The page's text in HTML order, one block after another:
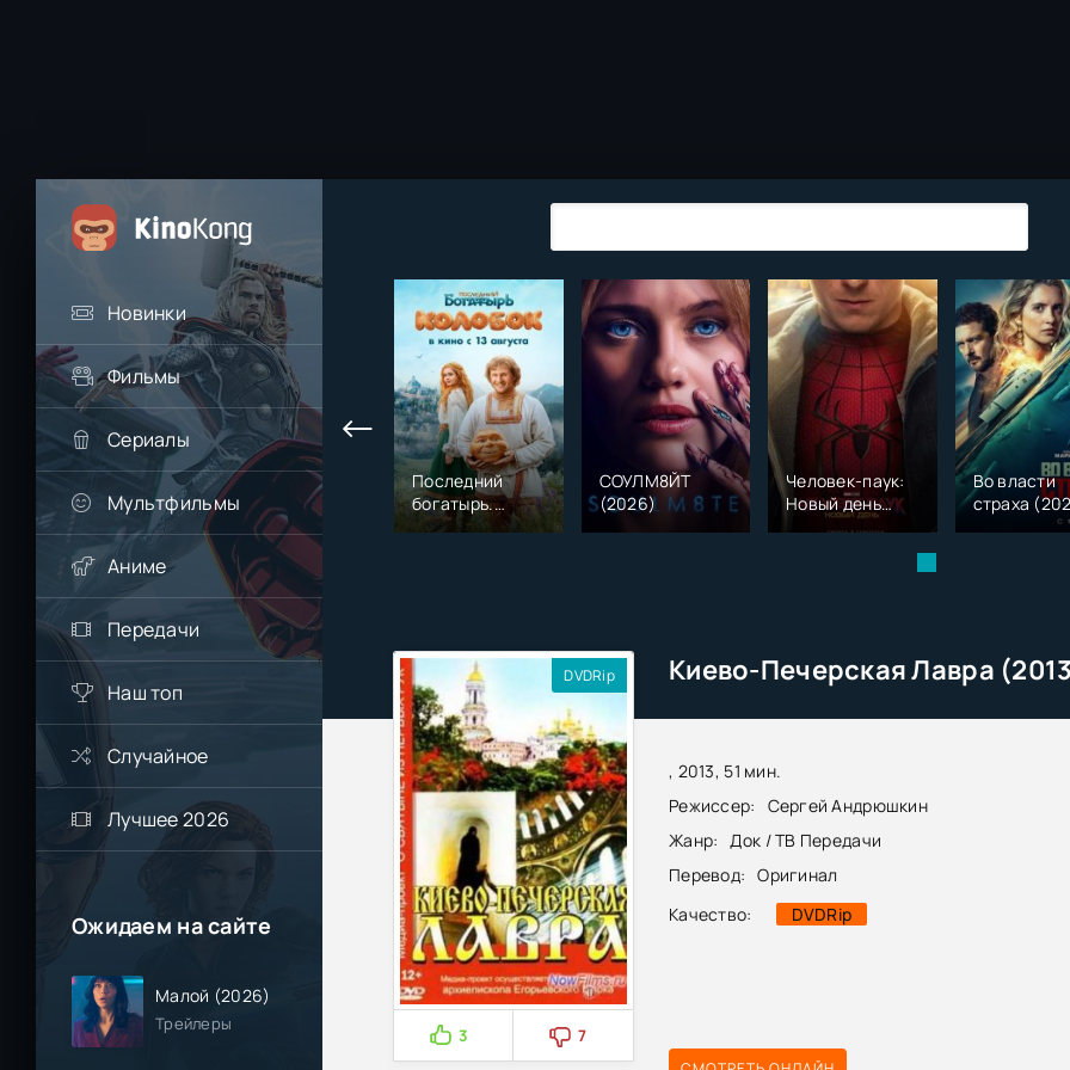
Новинки
Фильмы
Сериалы
Мультфильмы
Аниме
Передачи
Наш топ
Случайное
Лучшее 2026
Ожидаем на сайте
Малой (2026)
Трейлеры
Последний
богатырь.
Колобок (2026)
СОУЛМ8ЙТ
(2026)
Человек-паук:
Новый день
(2026)
Во власти
страха
Киево-Печерская Лавра
, 2013, 51 мин.
Режиссер:
Сергей Андрюшкин
Жанр:
Док / ТВ Передачи
Перевод: Оригинал
Качество:
DVDRip
DVDRip
3
7